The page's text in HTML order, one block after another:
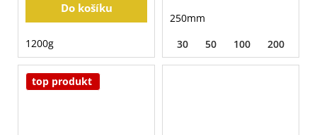
Do košíku
1200g
250mm
30
50 100 200
top produkt